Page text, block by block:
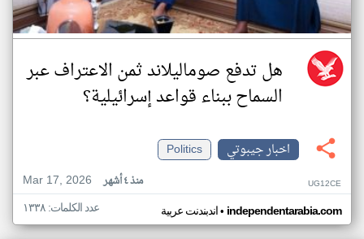
هل تدفع صوماليلاند ثمن الاعتراف عبر
السماح ببناء قواعد إسرائيلية؟
اخبار جيبوتي
Politics
Mar 17, 2026
منذ ٤ أشهر UG12CE
اندبندنت عربية• independentarabia.com عدد الكلمات: ١٣٣٨